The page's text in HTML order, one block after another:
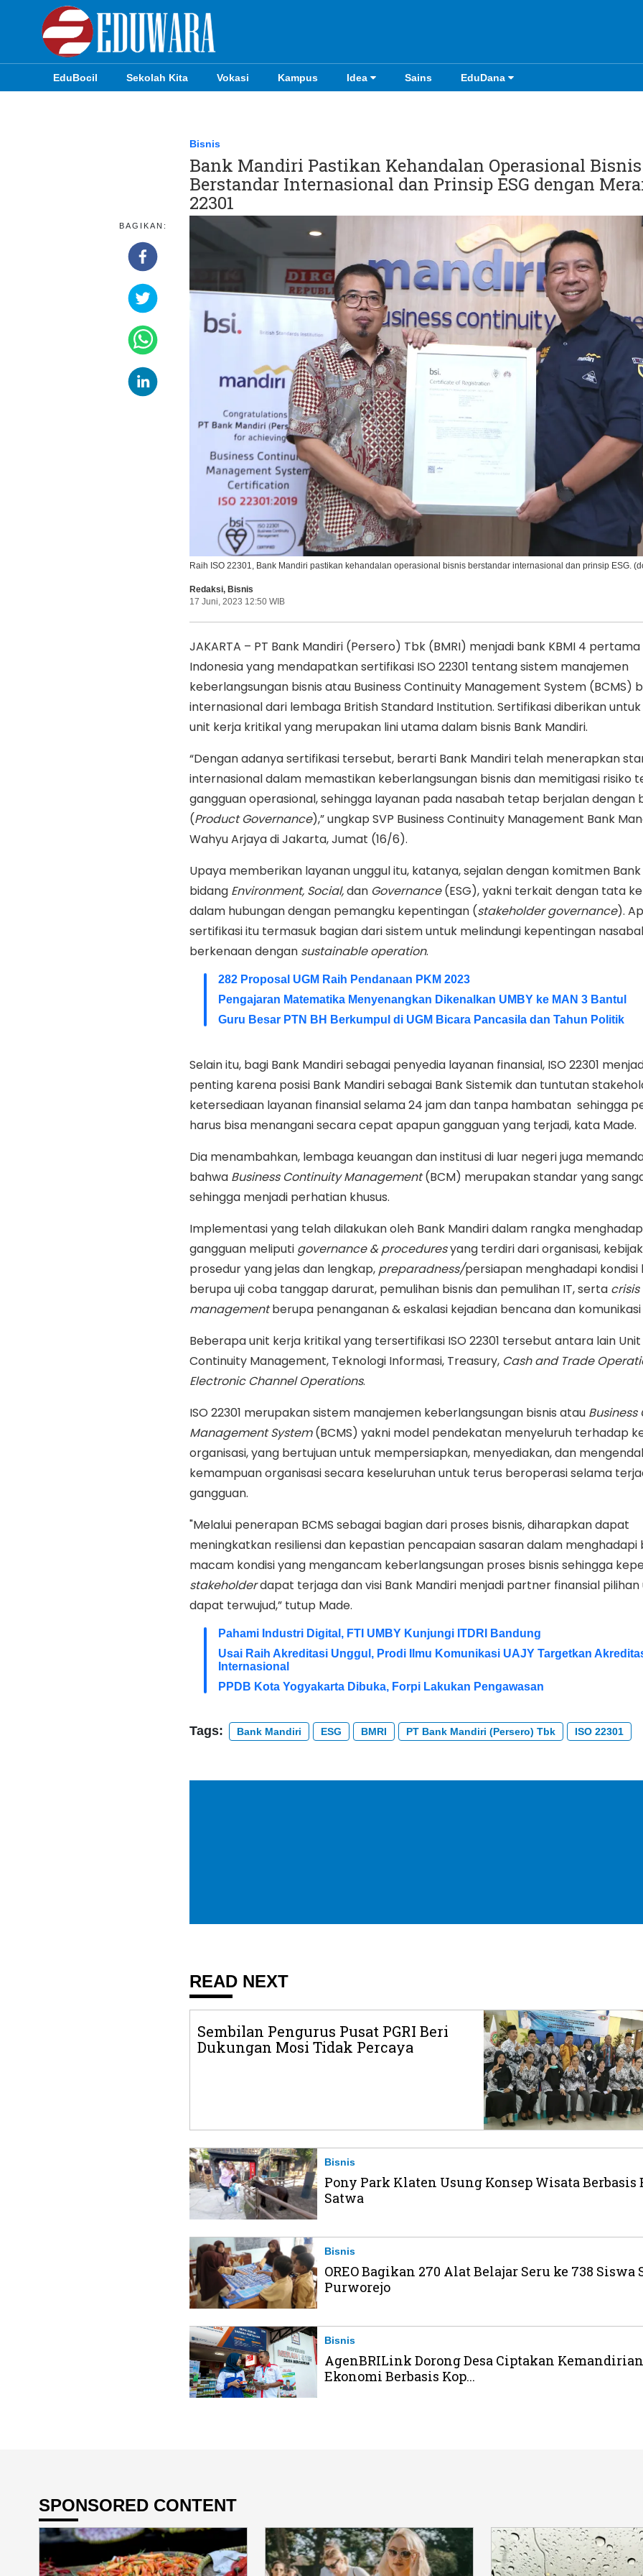
EduBocil Sekolah Kita Vokasi Kampus Idea Sains EduDana
Ikuti Kami di:
Bisnis
Bank Mandiri Pastikan Kehandalan Operasional Bisnis
Berstandar Internasional dan Prinsip ESG dengan
22301
BAGIKAN:
Raih ISO 22301, Bank Mandiri pastikan kehandalan operasional bisnis berstandar internasional dan prinsip ESG.
Redaksi, Bisnis
17 Juni, 2023 12:50 WIB
JAKARTA – PT Bank Mandiri (Persero) Tbk (BMRI) menjadi bank KBMI 4 pertama
Indonesia yang mendapatkan sertifikasi ISO 22301 tentang sistem manajemen
keberlangsungan bisnis atau Business Continuity Management System (BCMS)
internasional dari lembaga British Standard Institution. Sertifikasi diberikan
unit kerja kritikal yang merupakan lini utama dalam bisnis Bank Mandiri.
“Dengan adanya sertifikasi tersebut, berarti Bank Mandiri telah menerapkan
internasional dalam memastikan keberlangsungan bisnis dan memitigasi risiko
gangguan operasional, sehingga layanan pada nasabah tetap berjalan dengan
(Product Governance),” ungkap SVP Business Continuity Management Bank
Wahyu Arjaya di Jakarta, Jumat (16/6).
Upaya memberikan layanan unggul itu, katanya, sejalan dengan komitmen Bank
bidang Environment, Social,dan Governance(ESG), yakni terkait dengan tata
dalam hubungan dengan pemangku kepentingan (stakeholder governance).
sertifikasi itu termasuk bagian dari sistem untuk melindungi kepentingan
berkenaan dengan sustainable operation.
282 Proposal UGM Raih Pendanaan PKM 2023
Pengajaran Matematika Menyenangkan Dikenalkan UMBY ke MAN 3 Bantul
Guru Besar PTN BH Berkumpul di UGM Bicara Pancasila dan Tahun Politik
Selain itu, bagi Bank Mandiri sebagai penyedia layanan finansial, ISO 22301
penting karena posisi Bank Mandiri sebagai Bank Sistemik dan tuntutan
ketersediaan layanan finansial selama 24 jam dan tanpa hambatan sehingga
harus bisa menangani secara cepat apapun gangguan yang terjadi, kata Made.
Dia menambahkan, lembaga keuangan dan institusi di luar negeri juga
bahwa Business Continuity Management(BCM) merupakan standar yang
sehingga menjadi perhatian khusus.
Implementasi yang telah dilakukan oleh Bank Mandiri dalam rangka
gangguan meliputi governance & proceduresyang terdiri dari organisasi,
prosedur yang jelas dan lengkap, preparadness/persiapan menghadapi kondisi
berupa uji coba tanggap darurat, pemulihan bisnis dan pemulihan IT, serta crisis
managementberupa penanganan & eskalasi kejadian bencana dan komunikasi
Beberapa unit kerja kritikal yang tersertifikasi ISO 22301 tersebut antara lain Unit
Continuity Management, Teknologi Informasi, Treasury, Cash and Trade
Electronic Channel Operations.
ISO 22301 merupakan sistem manajemen keberlangsungan bisnis atau
Management System(BCMS) yakni model pendekatan menyeluruh terhadap
organisasi, yang bertujuan untuk mempersiapkan, menyediakan, dan
kemampuan organisasi secara keseluruhan untuk terus beroperasi selama
gangguan.
"Melalui penerapan BCMS sebagai bagian dari proses bisnis, diharapkan dapat
meningkatkan resiliensi dan kepastian pencapaian sasaran dalam menghadapi
macam kondisi yang mengancam keberlangsungan proses bisnis sehingga
stakeholderdapat terjaga dan visi Bank Mandiri menjadi partner finansial
dapat terwujud,” tutup Made.
Pahami Industri Digital, FTI UMBY Kunjungi ITDRI Bandung
Usai Raih Akreditasi Unggul, Prodi Ilmu Komunikasi UAJY Targetkan
Internasional
PPDB Kota Yogyakarta Dibuka, Forpi Lakukan Pengawasan
Tags: Bank Mandiri ESG BMRI PT Bank Mandiri (Persero) Tbk ISO 22301
READ NEXT
Sembilan Pengurus Pusat PGRI Beri
Dukungan Mosi Tidak Percaya
Bisnis
Pony Park Klaten Usung Konsep Wisata Berbasis
Satwa
Bisnis
OREO Bagikan 270 Alat Belajar Seru ke 738 Siswa
Purworejo
Bisnis
AgenBRILink Dorong Desa Ciptakan Kemandirian
Ekonomi Berbasis Kop...
SPONSORED CONTENT